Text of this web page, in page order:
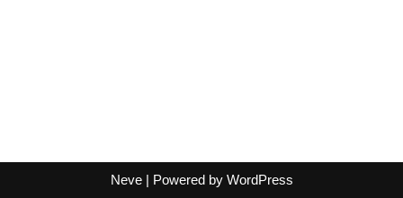
Neve| Powered by WordPress